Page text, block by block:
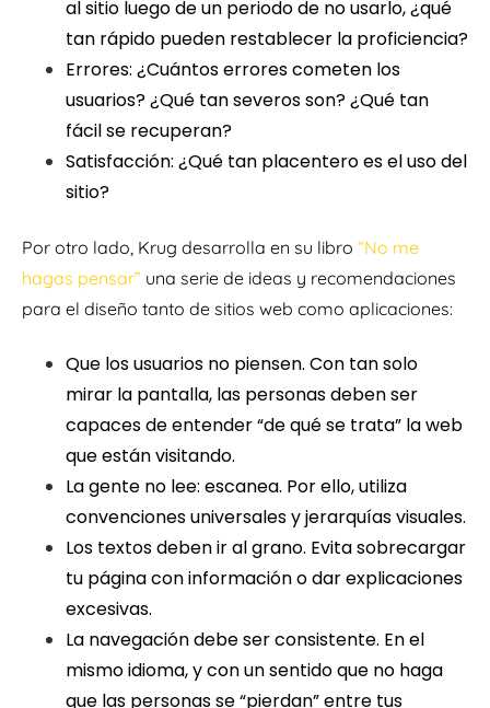
al sitio luego de un periodo de no usarlo, ¿qué
tan rápido pueden restablecer la proficiencia?
Errores: ¿Cuántos errores cometen los
usuarios? ¿Qué tan severos son? ¿Qué tan
fácil se recuperan?
Satisfacción: ¿Qué tan placentero es el uso del
sitio?
Por otro lado, Krug desarrolla en su libro “No me
hagas pensar” una serie de ideas y recomendaciones
para el diseño tanto de sitios web como aplicaciones:
Que los usuarios no piensen. Con tan solo
mirar la pantalla, las personas deben ser
capaces de entender “de qué se trata” la web
que están visitando.
La gente no lee: escanea. Por ello, utiliza
convenciones universales y jerarquías visuales.
Los textos deben ir al grano. Evita sobrecargar
tu página con información o dar explicaciones
excesivas.
La navegación debe ser consistente. En el
mismo idioma, y con un sentido que no haga
que las personas se “pierdan” entre tus